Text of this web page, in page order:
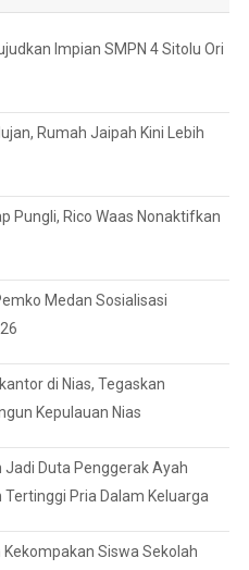
Impian SMPN 4 Sitolu Ori
Rumah Jaipah Kini Lebih
Pungli, Rico Waas Nonaktifkan
Medan Sosialisasi
di Nias, Tegaskan
Kepulauan Nias
Jadi Duta Penggerak Ayah
Pria Dalam Keluarga
Siswa Sekolah